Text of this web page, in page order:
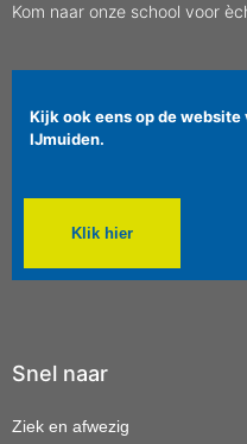
Kom naar onze school voor
Kijk ook eens op de
IJmuiden.
Klik hier
Snel naar
Ziek en afwezig